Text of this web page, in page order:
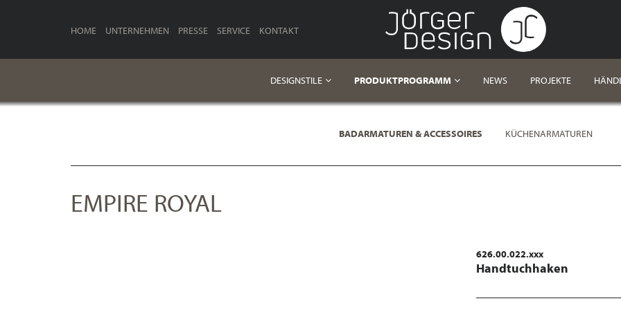
HOME UNTERNEHMEN PRESSE SERVICE KONTAKT
DESIGNSTILE PRODUKTPROGRAMM NEWS PROJEKTE
BADARMATUREN & ACCESSOIRES KÜCHENARMATUREN
EMPIRE ROYAL
626.00.022.xxx
Handtuchhaken